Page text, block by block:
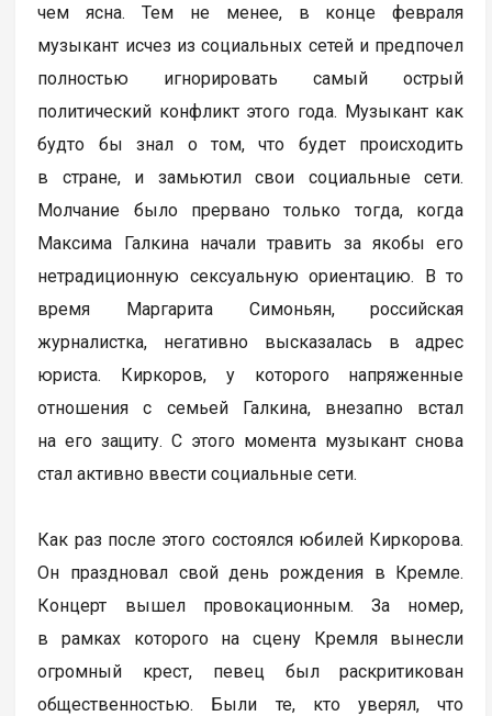
чем ясна. Тем не менее, в конце февраля
музыкант исчез из социальных сетей и предпочел
полностью игнорировать самый острый
политический конфликт этого года. Музыкант как
будто бы знал о том, что будет происходить
в стране, и замьютил свои социальные сети.
Молчание было прервано только тогда, когда
Максима Галкина начали травить за якобы его
нетрадиционную сексуальную ориентацию. В то
время Маргарита Симоньян, российская
журналистка, негативно высказалась в адрес
юриста. Киркоров, у которого напряженные
отношения с семьей Галкина, внезапно встал
на его защиту. С этого момента музыкант снова
стал активно ввести социальные сети.
Как раз после этого состоялся юбилей Киркорова.
Он праздновал свой день рождения в Кремле.
Концерт вышел провокационным. За номер,
в рамках которого на сцену Кремля вынесли
огромный крест, певец был раскритикован
общественностью. Были те, кто уверял, что